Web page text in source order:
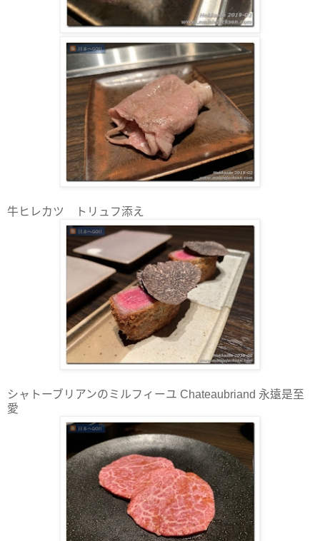
牛ヒレカツ トリュフ添え
シャトーブリアンのミルフィーユ Chateaubriand 永遠是至
愛